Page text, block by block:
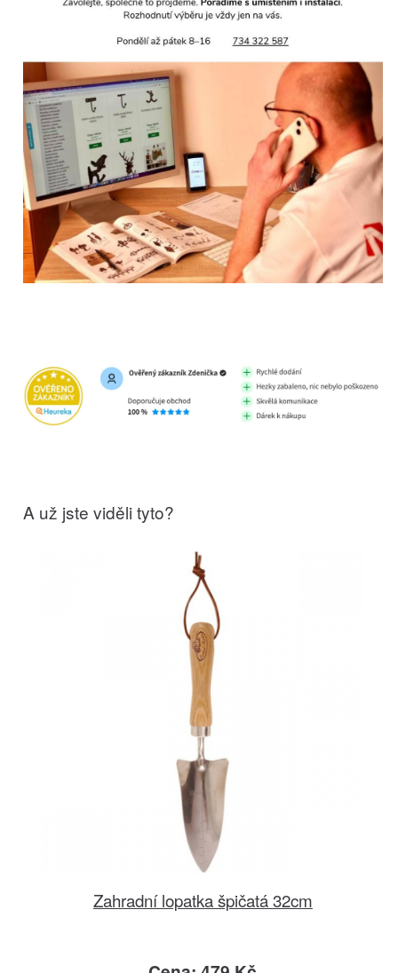
A už jste viděli tyto?
Zahradní lopatka špičatá 32cm